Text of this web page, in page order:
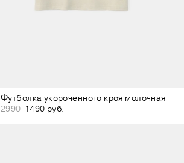
Футболка укороченного кроя молочная
2990 1490 руб.